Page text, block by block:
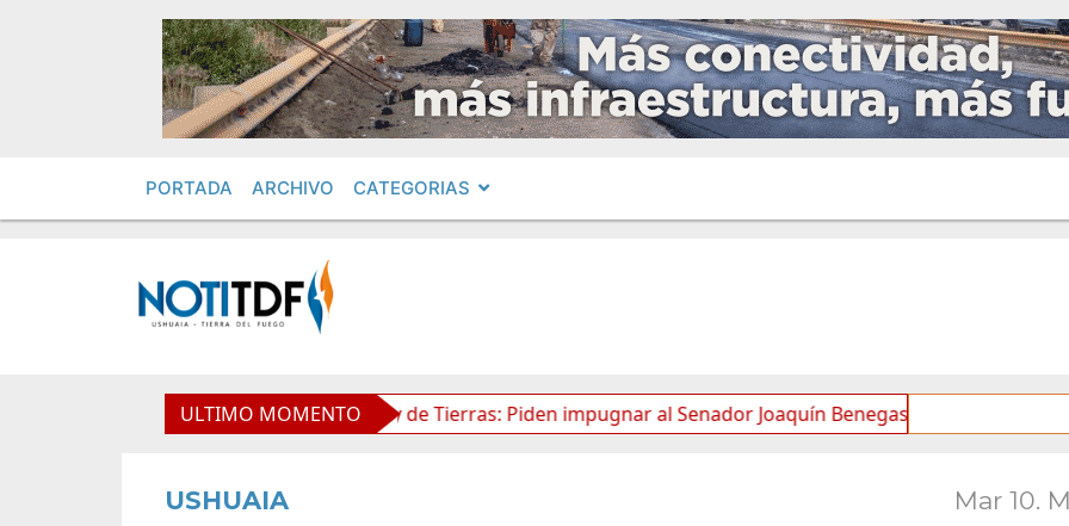
PORTADA ARCHIVO CATEGORIAS
ULTIMO MOMENTO
en Obras Privadas Ley de Tierras: Piden impugnar al Senador Joaquín Benegas Lynch por “conflicto de
USHUAIA Mar 10.